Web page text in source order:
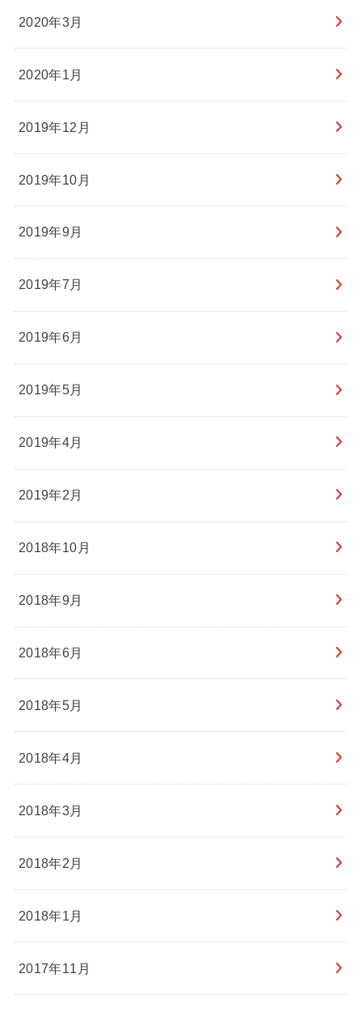
2020年3月
2020年1月
2019年12月
2019年10月
2019年9月
2019年7月
2019年6月
2019年5月
2019年4月
2019年2月
2018年10月
2018年9月
2018年6月
2018年5月
2018年4月
2018年3月
2018年2月
2018年1月
2017年11月